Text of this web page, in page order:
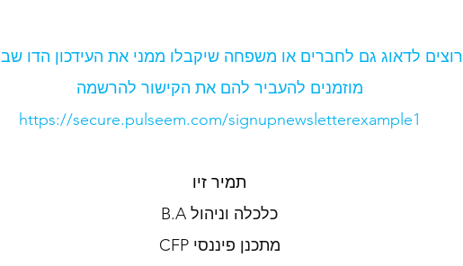
רוצים לדאוג גם לחברים או משפחה שיקבלו ממני את העידכון הדו
מוזמנים להעביר להם את הקישור להרשמה
https://secure.pulseem.com/signupnewsletterexample1
תמיר זיו
B.A כלכלה וניהול
מתכנן פיננסי CFP